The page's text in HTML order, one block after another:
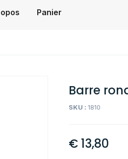
Panier
Barre
SKU :1810
€ 13,80